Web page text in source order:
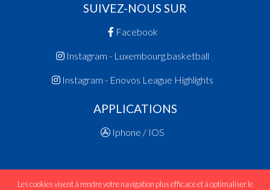
SUIVEZ-NOUS SUR
Facebook
Instagram - Luxembourg.basketball
Instagram - Enovos League Highlights
APPLICATIONS
Iphone / IOS
Les cookies visent à rendre votre navigation plus efficace et à optimaliser le